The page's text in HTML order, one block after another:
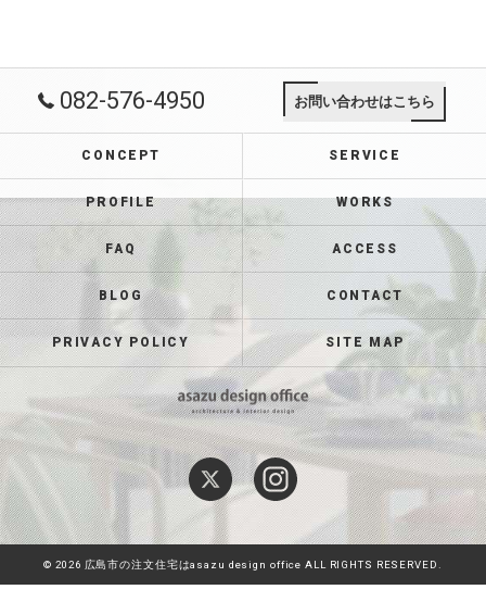
082-576-4950 お問い合わせはこちら
CONCEPT SERVICE
PROFILE WORKS
FAQ ACCESS
BLOG CONTACT
PRIVACY POLICY SITE MAP
© 2026 広島市の注文住宅はasazu design office ALL RIGHTS RESERVED.